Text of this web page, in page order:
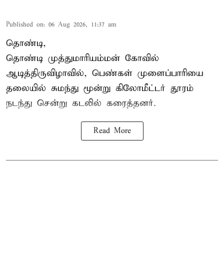
Published on: 06 Aug 2026, 11:37 am
தொண்டி,
தொண்டி முத்துமாரியம்மன் கோவில்
ஆடித்திருவிழாவில், பெண்கள் முளைப்பாரியை
தலையில் சுமந்து மூன்று கிலோமீட்டர் தூரம்
நடந்து சென்று கடலில் கரைத்தனர்.
Read More